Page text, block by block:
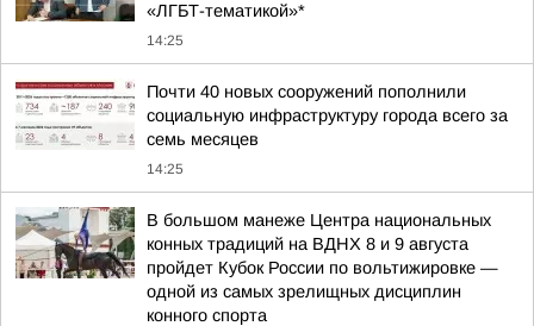
«ЛГБТ-тематикой»*
14:25
Почти 40 новых сооружений пополнили
социальную инфраструктуру города всего за
семь месяцев
14:25
В большом манеже Центра национальных
конных традиций на ВДНХ 8 и 9 августа
пройдет Кубок России по вольтижировке —
одной из самых зрелищных дисциплин
конного спорта